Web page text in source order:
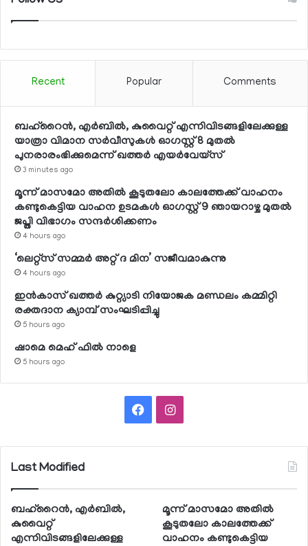
Recent Popular Comments
ബഹ്റൈന്‍, എര്‍ബില്‍, കുവൈറ്റ് എന്നിവിടങ്ങളിലേക്കുള്ള
യാത്രാ വിമാന സര്‍വീസുകള്‍ ഓഗസ്റ്റ് 8 മുതല്‍
പുനരാരംഭിക്കുമെന്ന് ഖത്തര്‍ എയര്‍വേയ്സ്
3 minutes ago
മൂന്ന് മാസമോ അതില്‍ കൂടുതലോ കാലത്തേക്ക് വാഹനം
കണ്ടുകെട്ടിയ വാഹന ഉടമകള്‍ ഓഗസ്റ്റ് 9 ഞായറാഴ്ച മുതല്‍
ജപ്തി വിഭാഗം സന്ദര്‍ശിക്കണം
4 hours ago
‘ലെറ്റ്‌സ് സമ്മര്‍ അറ്റ് ദ മിന’ സജീവമാകുന്നു
4 hours ago
ഇന്‍കാസ് ഖത്തര്‍ കുറ്റ്യാടി നിയോജക മണ്ഡലം കമ്മിറ്റി
രക്തദാന ക്യാമ്പ് സംഘടിപ്പിച്ചു
5 hours ago
ഷാമെ മെഹ് ഫില്‍ നാളെ
5 hours ago
FacebookInstagram
Last Modified
ബഹ്റൈന്‍, എര്‍ബില്‍,
കുവൈറ്റ്
എന്നിവിടങ്ങളിലേക്കുള്ള
മൂന്ന് മാസമോ അതില്‍
കൂടുതലോ കാലത്തേക്ക്
വാഹനം കണ്ടുകെട്ടിയ